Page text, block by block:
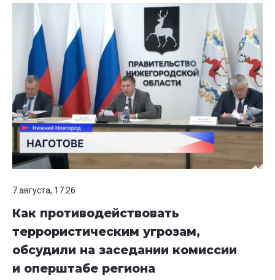
7 августа, 17:26
Как противодействовать
террористическим угрозам,
обсудили на заседании комиссии
и оперштабе региона